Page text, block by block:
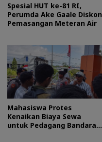
Spesial HUT ke-81 RI,
Perumda Ake Gaale Diskon
Pemasangan Meteran Air
Mahasiswa Protes
Kenaikan Biaya Sewa
untuk Pedagang Bandara